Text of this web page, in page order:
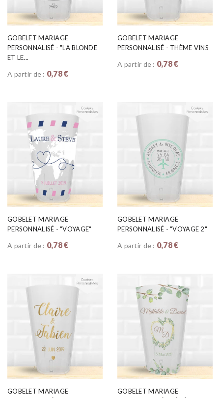
GOBELET MARIAGE
PERSONNALISÉ - "LA BLONDE
ET LE...
A partir de : 0,78 €
GOBELET MARIAGE
PERSONNALISÉ - THÈME VINS
A partir de : 0,78 €
GOBELET MARIAGE
PERSONNALISÉ - "VOYAGE"
A partir de : 0,78 €
GOBELET MARIAGE
PERSONNALISÉ - "VOYAGE 2"
A partir de : 0,78 €
GOBELET MARIAGE
GOBELET MARIAGE